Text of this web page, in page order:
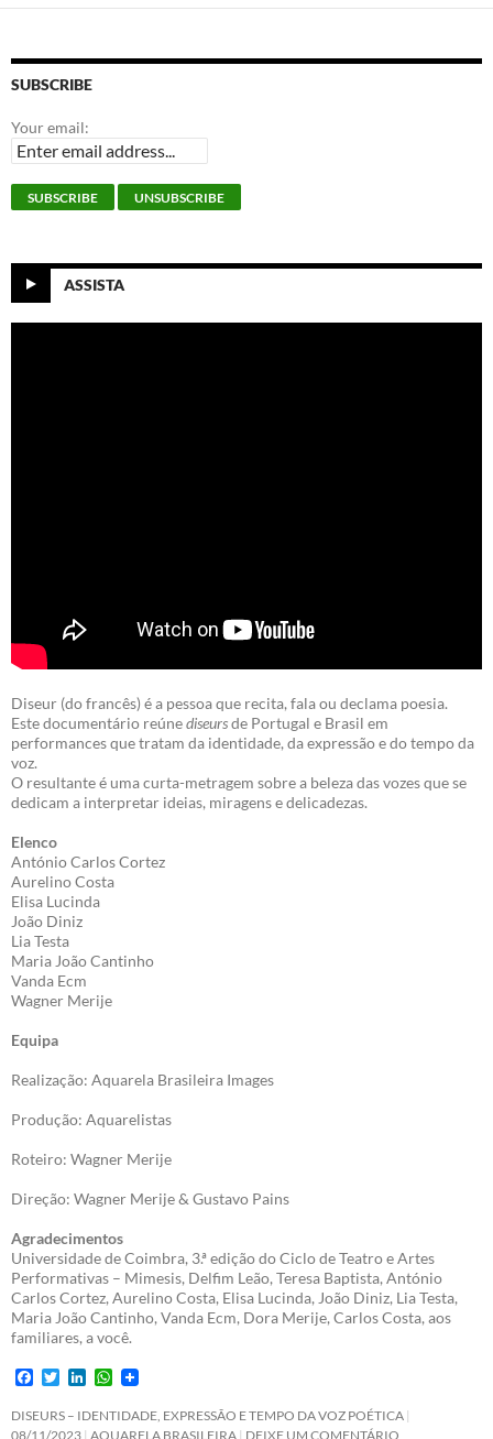
SUBSCRIBE
Your email:
ASSISTA
Diseur (do francês) é a pessoa que recita, fala ou declama poesia.
Este documentário reúnediseursde Portugal e Brasil em
performances que tratam da identidade, da expressão e do tempo da
voz.
O resultante é uma curta-metragem sobre a beleza das vozes que se
dedicam a interpretar ideias, miragens e delicadezas.
Elenco
António Carlos Cortez
Aurelino Costa
Elisa Lucinda
João Diniz
Lia Testa
Maria João Cantinho
Vanda Ecm
Wagner Merije
Equipa
Realização: Aquarela Brasileira Images
Produção: Aquarelistas
Roteiro: Wagner Merije
Direção: Wagner Merije & Gustavo Pains
Agradecimentos
Universidade de Coimbra, 3.ª edição do Ciclo de Teatro e Artes
Performativas – Mimesis, Delfim Leão, Teresa Baptista, António
Carlos Cortez, Aurelino Costa, Elisa Lucinda, João Diniz, Lia Testa,
Maria João Cantinho, Vanda Ecm, Dora Merije, Carlos Costa, aos
familiares, a você.
F
c
e
T
i
t
n
k
W
a
t
DISEURS – IDENTIDADE, EXPRESSÃO E TEMPO DA VOZ POÉTICA
08/11/2023 AQUARELA BRASILEIRA DEIXE UM COMENTÁRIO